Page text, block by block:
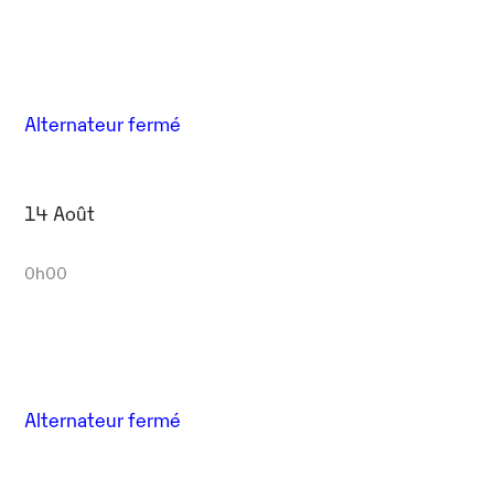
Alternateur fermé
14 Août
0h00
Alternateur fermé